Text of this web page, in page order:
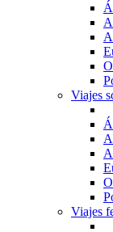
Viajes
Viajes